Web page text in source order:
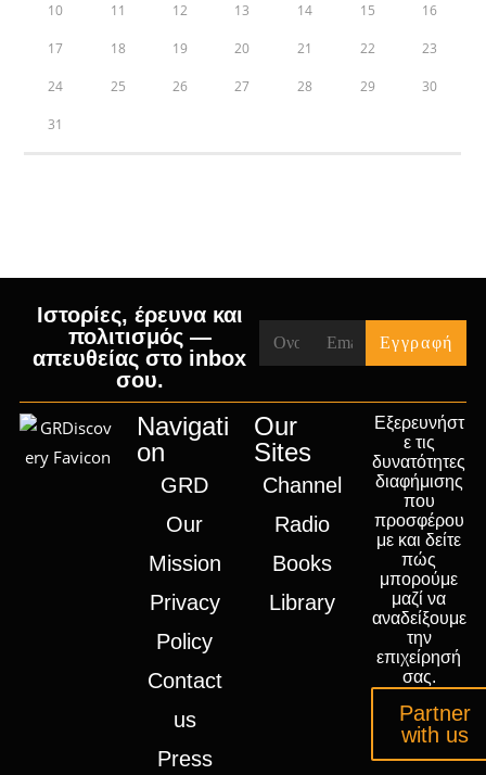
10 11 12 13 14 15 16
17 18 19 20 21 22 23
24 25 26 27 28 29 30
31
Ιστορίες, έρευνα και
πολιτισμός —
απευθείας στο inbox
σου.
Navigati
on
GRD
Our
Mission
Privacy
Policy
Contact
us
Press
Our
Sites
Channel
Radio
Books
Library
Εξερευνήστ
ε τις
δυνατότητες
διαφήμισης
που
προσφέρου
με και δείτε
πώς
μπορούμε
μαζί να
αναδείξουμε
την
επιχείρησή
σας.
Partner
with us